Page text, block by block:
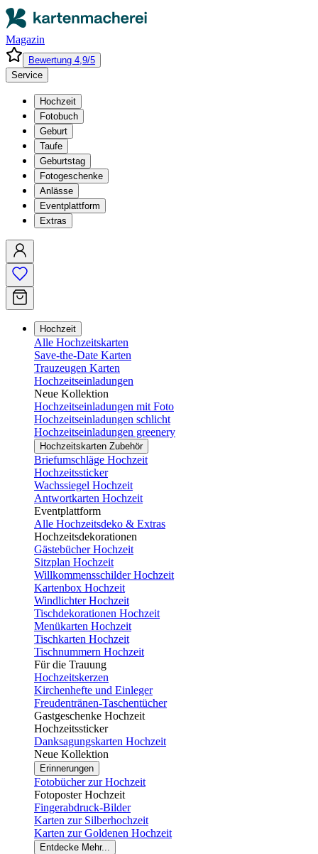
Magazin
Bewertung 4,9/5
Service
Hochzeit
Fotobuch
Geburt
Taufe
Geburtstag
Fotogeschenke
Anlässe
Eventplattform
Extras
Hochzeit
Alle Hochzeitskarten
Save-the-Date Karten
Trauzeugen Karten
Hochzeitseinladungen
Neue Kollektion
Hochzeitseinladungen mit Foto
Hochzeitseinladungen schlicht
Hochzeitseinladungen greenery
Hochzeitskarten Zubehör
Briefumschläge Hochzeit
Hochzeitssticker
Wachssiegel Hochzeit
Antwortkarten Hochzeit
Eventplattform
Alle Hochzeitsdeko & Extras
Hochzeitsdekorationen
Gästebücher Hochzeit
Sitzplan Hochzeit
Willkommensschilder Hochzeit
Kartenbox Hochzeit
Windlichter Hochzeit
Tischdekorationen Hochzeit
Menükarten Hochzeit
Tischkarten Hochzeit
Tischnummern Hochzeit
Für die Trauung
Hochzeitskerzen
Kirchenhefte und Einleger
Freudentränen-Taschentücher
Gastgeschenke Hochzeit
Hochzeitssticker
Danksagungskarten Hochzeit
Neue Kollektion
Erinnerungen
Fotobücher zur Hochzeit
Fotoposter Hochzeit
Fingerabdruck-Bilder
Karten zur Silberhochzeit
Karten zur Goldenen Hochzeit
Entdecke Mehr...